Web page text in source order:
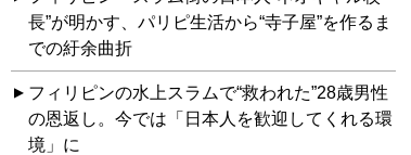
長”が明かす、パリピ生活から“寺子屋”を作るま
での紆余曲折
フィリピンの水上スラムで“救われた”28歳男性
の恩返し。今では「日本人を歓迎してくれる環
境」に